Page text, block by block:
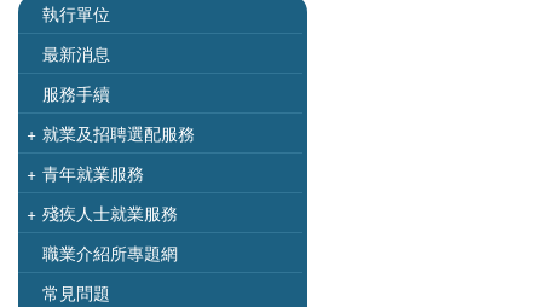
執行單位
最新消息
服務手續
+ 就業及招聘選配服務
+ 青年就業服務
+ 殘疾人士就業服務
職業介紹所專題網
常見問題